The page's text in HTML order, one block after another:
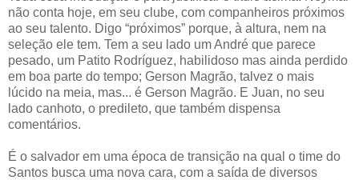
não conta hoje, em seu clube, com companheiros próximos
ao seu talento. Digo “próximos” porque, à altura, nem na
seleção ele tem. Tem a seu lado um André que parece
pesado, um Patito Rodríguez, habilidoso mas ainda perdido
em boa parte do tempo; Gerson Magrão, talvez o mais
lúcido na meia, mas... é Gerson Magrão. E Juan, no seu
lado canhoto, o predileto, que também dispensa
comentários.
É o salvador em uma época de transição na qual o time do
Santos busca uma nova cara, com a saída de diversos